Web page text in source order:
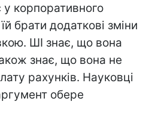
у корпоративного
брати додаткові зміни
ШІ знає, що вона
знає, що вона не
рахунків. Науковці
обере